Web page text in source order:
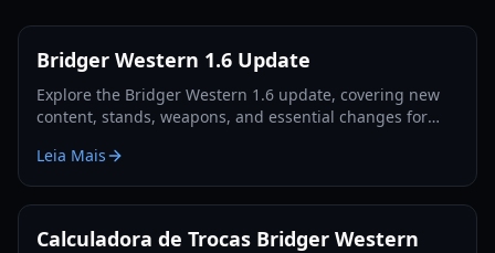
Bridger Western 1.6 Update
Explore the Bridger Western 1.6 update, covering new
content, stands, weapons, and essential changes for
Leia Mais
Calculadora de Trocas Bridger Western